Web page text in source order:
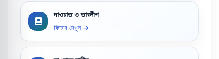
দাওয়াত ও তাবলীগ
কিতাব দেখুন →